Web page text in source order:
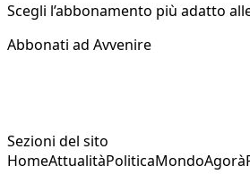
Scegli l’abbonamento più adatto
Abbonati ad Avvenire
Sezioni del sito
HomeAttualitàPoliticaMondoAgorà